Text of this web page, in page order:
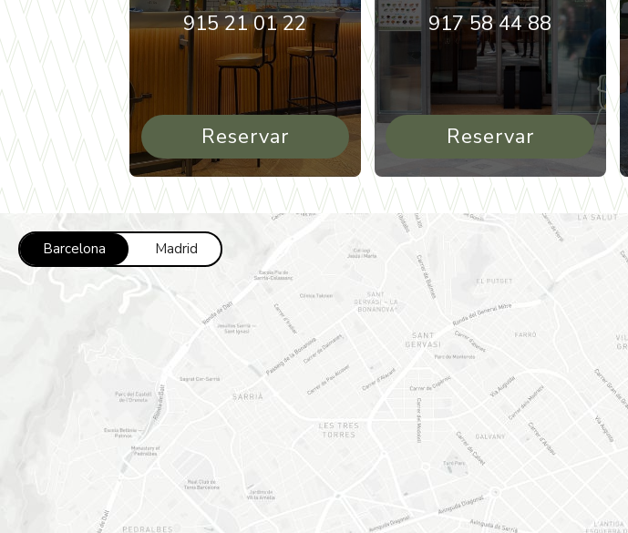
915 21 01 22
Reservar
917 58 44 88
Reservar
Barcelona Madrid